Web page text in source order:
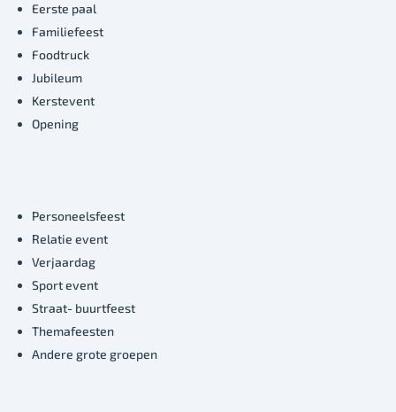
Eerste paal
Familiefeest
Foodtruck
Jubileum
Kerstevent
Opening
Personeelsfeest
Relatie event
Verjaardag
Sport event
Straat- buurtfeest
Themafeesten
Andere grote groepen